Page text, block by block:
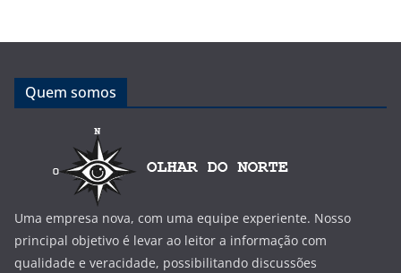
Quem somos
Uma empresa nova, com uma equipe experiente. Nosso
principal objetivo é levar ao leitor a informação com
qualidade e veracidade, possibilitando discussões